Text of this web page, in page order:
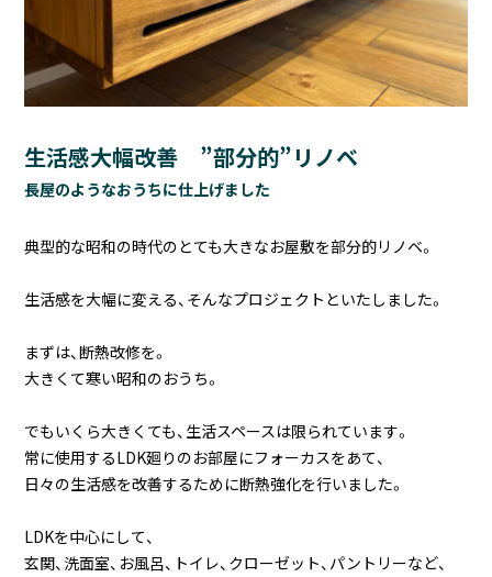
生活感大幅改善 ”部分的”リノベ
長屋のようなおうちに仕上げました
典型的な昭和の時代のとても大きなお屋敷を部分的リノベ。
生活感を大幅に変える、そんなプロジェクトといたしました。
まずは、断熱改修を。
大きくて寒い昭和のおうち。
でもいくら大きくても、生活スペースは限られています。
常に使用するLDK廻りのお部屋にフォーカスをあて、
日々の生活感を改善するために断熱強化を行いました。
LDKを中心にして、
玄関、洗面室、お風呂、トイレ、クローゼット、パントリーなど、